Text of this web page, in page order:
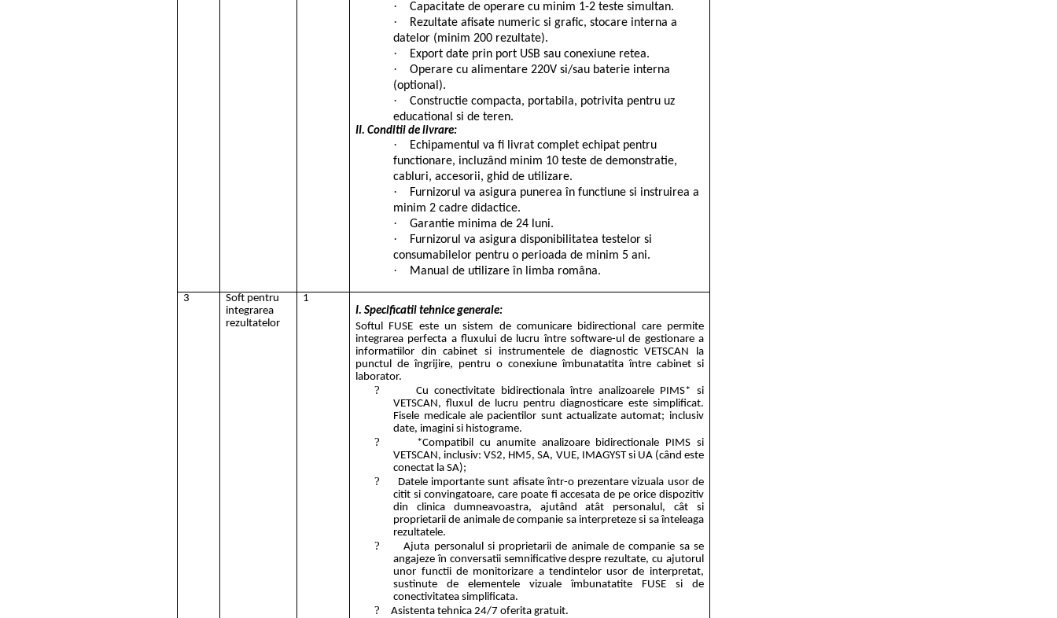
· Capacitate de operare cu minim 1-2 teste simultan.
·
Rezultate afisate numeric si grafic, stocare interna a
datelor (minim 200 rezultate).
· Export date prin port USB sau conexiune retea.
·
Operare cu alimentare 220V si/sau baterie interna
(optional).
·
Constructie compacta, portabila, potrivita pentru uz
educational si de teren.
II. Conditii de livrare:
·
Echipamentul va fi livrat complet echipat pentru
functionare, incluzând minim 10 teste de demonstratie,
cabluri, accesorii, ghid de utilizare.
·
Furnizorul va asigura punerea în functiune si instruirea a
minim 2 cadre didactice.
· Garantie minima de 24 luni.
·
Furnizorul va asigura disponibilitatea testelor si
consumabilelor pentru o perioada de minim 5 ani.
· Manual de utilizare în limba româna.
3
Soft pentru
integrarea
rezultatelor
1
I. Specificatii tehnice generale:
Softul FUSE este un sistem de comunicare bidirectional care permite
integrarea perfecta a fluxului de lucru între software-ul de gestionare a
informatiilor din cabinet si instrumentele de diagnostic VETSCAN la
punctul de îngrijire, pentru o conexiune îmbunatatita între cabinet si
laborator.
?
Cu conectivitate bidirectionala între analizoarele PIMS* si
VETSCAN, fluxul de lucru pentru diagnosticare este simplificat.
Fisele medicale ale pacientilor sunt actualizate automat; inclusiv
date, imagini si histograme.
?
*Compatibil cu anumite analizoare bidirectionale PIMS si
VETSCAN, inclusiv: VS2, HM5, SA, VUE, IMAGYST si UA (când este
conectat la SA);
?
Datele importante sunt afisate într-o prezentare vizuala usor de
citit si convingatoare, care poate fi accesata de pe orice dispozitiv
din clinica dumneavoastra, ajutând atât personalul, cât si
proprietarii de animale de companie sa interpreteze si sa înteleaga
rezultatele.
?
Ajuta personalul si proprietarii de animale de companie sa se
angajeze în conversatii semnificative despre rezultate, cu ajutorul
unor functii de monitorizare a tendintelor usor de interpretat,
sustinute de elementele vizuale îmbunatatite FUSE si de
conectivitatea simplificata.
?
Asistenta tehnica 24/7 oferita gratuit.